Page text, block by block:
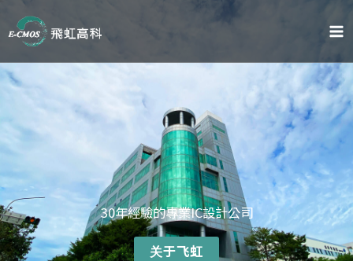
内
容
30年經驗的專業IC設計公司
关于飞虹